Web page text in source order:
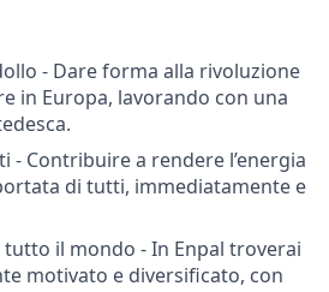
- Dare forma alla rivoluzione
in Europa, lavorando con una
- Contribuire a rendere l’energia
di tutti, immediatamente e
il mondo - In Enpal troverai
motivato e diversificato, con